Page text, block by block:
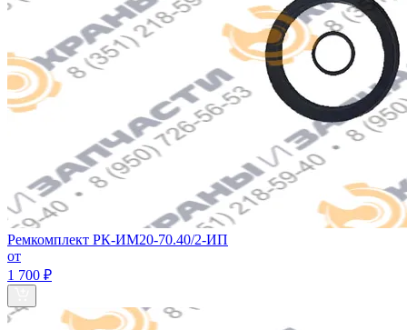
Ремкомплект РК-ИМ20-70.40/2-ИП
от
1 700 ₽